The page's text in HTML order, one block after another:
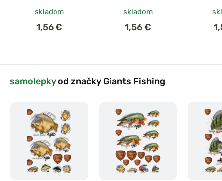
skladom
1,56 €
skladom
1,56 €
samolepkyod značky Giants Fishing